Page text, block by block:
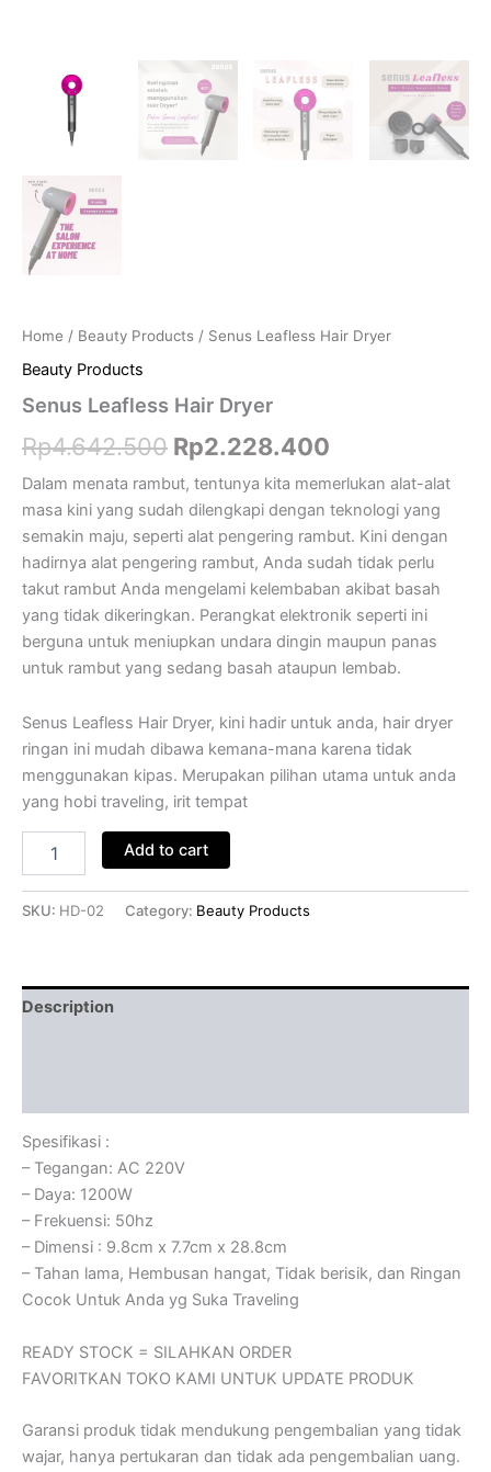
Home / Beauty Products / Senus Leafless Hair Dryer
Beauty Products
Senus Leafless Hair Dryer
Rp4.642.500 Rp2.228.400
Dalam menata rambut, tentunya kita memerlukan alat-alat
masa kini yang sudah dilengkapi dengan teknologi yang
semakin maju, seperti alat pengering rambut. Kini dengan
hadirnya alat pengering rambut, Anda sudah tidak perlu
takut rambut Anda mengelami kelembaban akibat basah
yang tidak dikeringkan. Perangkat elektronik seperti ini
berguna untuk meniupkan undara dingin maupun panas
untuk rambut yang sedang basah ataupun lembab.
Senus Leafless Hair Dryer, kini hadir untuk anda, hair dryer
ringan ini mudah dibawa kemana-mana karena tidak
menggunakan kipas. Merupakan pilihan utama untuk anda
yang hobi traveling, irit tempat
Add to cart
SKU: HD-02 Category: Beauty Products
Description
Spesifikasi :
– Tegangan: AC 220V
– Daya: 1200W
– Frekuensi: 50hz
– Dimensi : 9.8cm x 7.7cm x 28.8cm
– Tahan lama, Hembusan hangat, Tidak berisik, dan Ringan
Cocok Untuk Anda yg Suka Traveling
READY STOCK = SILAHKAN ORDER
FAVORITKAN TOKO KAMI UNTUK UPDATE PRODUK
Garansi produk tidak mendukung pengembalian yang tidak
wajar, hanya pertukaran dan tidak ada pengembalian uang.